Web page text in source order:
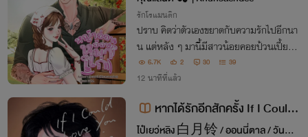
รักโรแมนติก
ปราบ คิดว่าตัวเองขยาดกับความรักไปอีกนา
น แต่หลัง ๆ มานี้มีสาวน้อยคอยป้วนเปี้ยนอ
ยู่ใกล้ ๆ ทำหัวใจเขาหวั่นไหวเสมอ “คนไทยยั
งได้สิทธิ์คนละครึ่ง แล้วทำไมไออุ่นถึงไม่ได้สิ
ทธิ์จับกำนันเป็นผัวสักทีล่ะจ๊ะ”
6.7K 2 30 39
12 นาทีที่แล้ว
หากได้รักอีกสักครั้ง If I Could
Love You Again
ไป๋เยว่หลิง 白月铃 / ออนนี่ตาล / วันพุธ